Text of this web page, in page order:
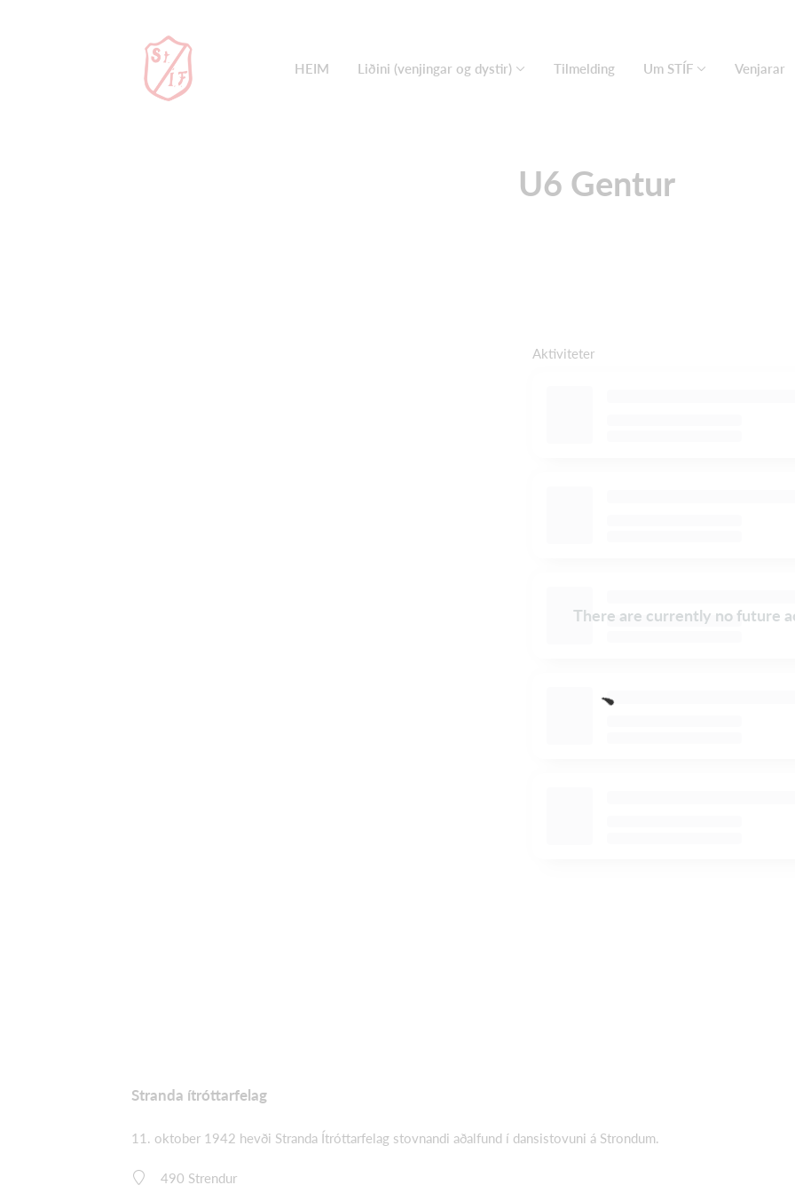
HEIM Liðini (venjingar og dystir) Tilmelding Um STÍF Venjarar
U6 Gentur
Aktiviteter
There are currently no future
Stranda ítróttarfelag
11. oktober 1942 hevði Stranda Ítróttarfelag stovnandi aðalfund í dansistovuni á Strondum.
490 Strendur